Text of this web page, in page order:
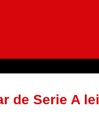
de Serie A